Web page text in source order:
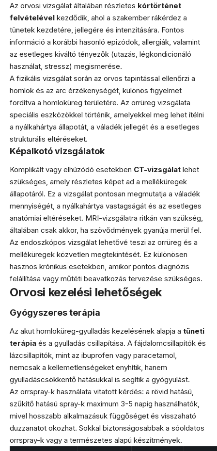
Az orvosi vizsgálat általában részletes kórtörténet
felvételével kezdődik, ahol a szakember rákérdez a
tünetek kezdetére, jellegére és intenzitására. Fontos
információ a korábbi hasonló epizódok, allergiák, valamint
az esetleges kiváltó tényezők (utazás, légkondicionáló
használat, stressz) megismerése.
A fizikális vizsgálat során az orvos tapintással ellenőrzi a
homlok és az arc érzékenységét, különös figyelmet
fordítva a homloküreg területére. Az orrüreg vizsgálata
speciális eszközökkel történik, amelyekkel meg lehet ítélni
a nyálkahártya állapotát, a váladék jellegét és a esetleges
strukturális eltéréseket.
Képalkotó vizsgálatok
Komplikált vagy elhúzódó esetekben CT-vizsgálat lehet
szükséges, amely részletes képet ad a melléküregek
állapotáról. Ez a vizsgálat pontosan megmutatja a váladék
mennyiségét, a nyálkahártya vastagságát és az esetleges
anatómiai eltéréseket. MRI-vizsgálatra ritkán van szükség,
általában csak akkor, ha szövődmények gyanúja merül fel.
Az endoszkópos vizsgálat lehetővé teszi az orrüreg és a
melléküregek közvetlen megtekintését. Ez különösen
hasznos krónikus esetekben, amikor pontos diagnózis
felállítása vagy műtéti beavatkozás tervezése szükséges.
Orvosi kezelési lehetőségek
Gyógyszeres terápia
Az akut homloküreg-gyulladás kezelésének alapja a tüneti
terápia és a gyulladás csillapítása. A fájdalomcsillapítók és
lázcsillapítók, mint az ibuprofen vagy paracetamol,
nemcsak a kellemetlenségeket enyhítik, hanem
gyulladáscsökkentő hatásukkal is segítik a gyógyulást.
Az orrspray-k használata vitatott kérdés: a rövid hatású,
szűkítő hatású spray-k maximum 3-5 napig használhatók,
mivel hosszabb alkalmazásuk függőséget és visszaható
duzzanatot okozhat. Sokkal biztonságosabbak a sóoldatos
orrspray-k vagy a természetes alapú készítmények.